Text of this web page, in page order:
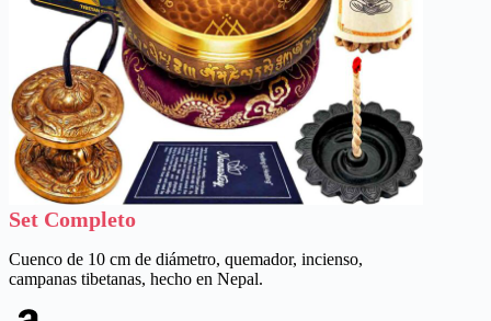
Set Completo
Cuenco de 10 cm de diámetro, quemador, incienso,
campanas tibetanas, hecho en Nepal.